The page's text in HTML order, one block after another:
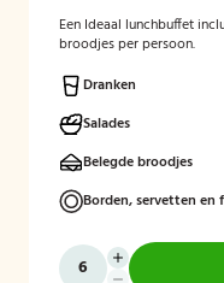
Een Ideaal lunchbuffet
broodjes per persoon.
Dranken
Salades
Belegde broodjes
Borden, servetten en